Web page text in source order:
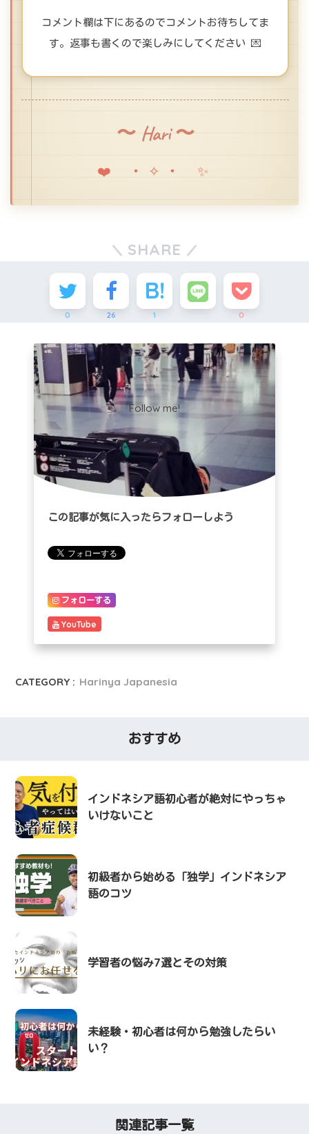
コメント欄は下にあるのでコメントお待ちしてま
す。返事も書くので楽しみにしてください 💌
〜 Hari 〜
❤️ ・✧・ ✨
SHARE
0 26 1 0
Follow me!
この記事が気に入ったらフォローしよう
フォローする
YouTube
CATEGORY : Harinya Japanesia
おすすめ
インドネシア語初心者が絶対にやっちゃ
いけないこと
初級者から始める「独学」インドネシア
語のコツ
学習者の悩み7選とその対策
未経験・初心者は何から勉強したらい
い？
関連記事一覧